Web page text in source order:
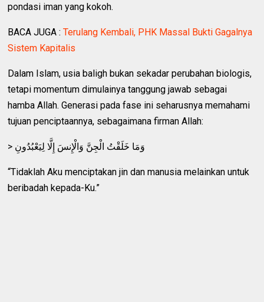
pondasi iman yang kokoh.
BACA JUGA :Terulang Kembali, PHK Massal Bukti Gagalnya
Sistem Kapitalis
Dalam Islam, usia baligh bukan sekadar perubahan biologis,
tetapi momentum dimulainya tanggung jawab sebagai
hamba Allah. Generasi pada fase ini seharusnya memahami
tujuan penciptaannya, sebagaimana firman Allah:
> وَمَا خَلَقْتُ الْجِنَّ وَالْإِنسَ إِلَّا لِيَعْبُدُونِ
“Tidaklah Aku menciptakan jin dan manusia melainkan untuk
beribadah kepada-Ku.”